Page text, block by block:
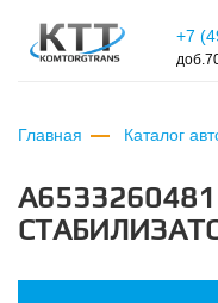
+7
Главная Каталог